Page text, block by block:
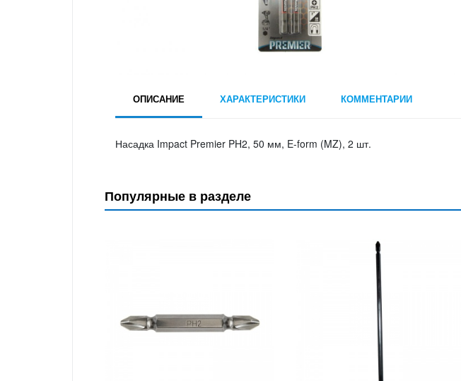
ОПИСАНИЕ ХАРАКТЕРИСТИКИ КОММЕНТАРИИ
Насадка Impact Premier PH2, 50 мм, E-form (MZ), 2 шт.
Популярные в разделе